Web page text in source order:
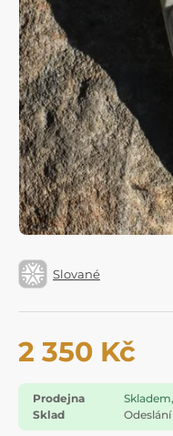
Slované
2 350 Kč
Prodejna
Sklad